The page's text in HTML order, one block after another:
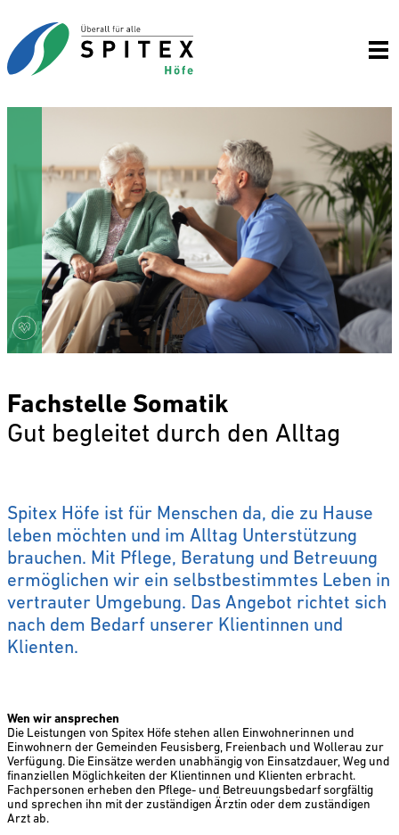
Fachstelle Somatik
Gut begleitet durch den Alltag
Spitex Höfe ist für Menschen da, die zu Hause
leben möchten und im Alltag Unterstützung
brauchen. Mit Pflege, Beratung und Betreuung
ermöglichen wir ein selbstbestimmtes Leben in
vertrauter Umgebung. Das Angebot richtet sich
nach dem Bedarf unserer Klientinnen und
Klienten.
Wen wir ansprechen
Die Leistungen von Spitex Höfe stehen ­allen Einwohnerinnen und
Einwohnern der Gemeinden Feusisberg, Freienbach und Wollerau zur
Verfügung. Die Einsätze werden unabhängig von Einsatzdauer, Weg und
finanziellen Möglichkeiten der Klientinnen und Klienten erbracht.
Fachpersonen erheben den Pflege- und Betreuungsbedarf sorgfältig
und sprechen ihn mit der zuständigen Ärztin oder dem zuständigen
Arzt ab.